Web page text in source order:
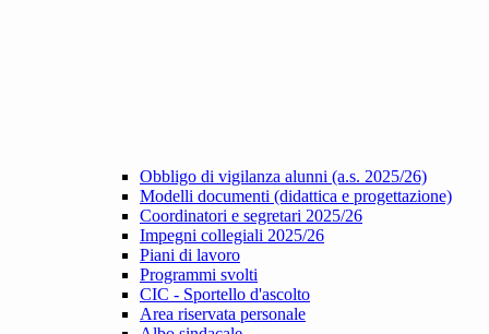
Obbligo di vigilanza alunni (a.s. 2025/26)
Modelli documenti (didattica e progettazione)
Coordinatori e segretari 2025/26
Impegni collegiali 2025/26
Piani di lavoro
Programmi svolti
CIC - Sportello d'ascolto
Area riservata personale